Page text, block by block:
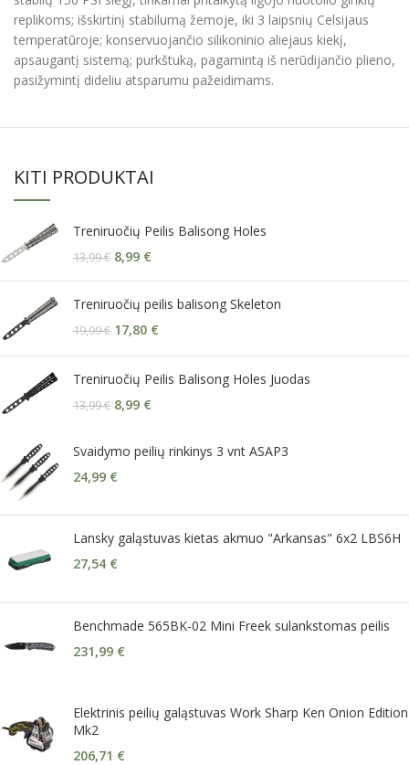
replikoms; išskirtinį stabilumą žemoje, iki 3 laipsnių Celsijaus
temperatūroje; konservuojančio silikoninio aliejaus kiekį,
apsaugantį sistemą; purkštuką, pagamintą iš nerūdijančio plieno,
pasižymintį dideliu atsparumu pažeidimams.
KITI PRODUKTAI
Treniruočių Peilis Balisong Holes
13,99€ 8,99 €
Treniruočių peilis balisong Skeleton
19,99€ 17,80 €
Treniruočių Peilis Balisong Holes Juodas
13,99€ 8,99 €
Svaidymo peilių rinkinys 3 vnt ASAP3
24,99 €
Lansky galąstuvas kietas akmuo "Arkansas" 6x2 LBS6H
27,54 €
Benchmade 565BK-02 Mini Freek sulankstomas peilis
231,99 €
Elektrinis peilių galąstuvas Work Sharp Ken Onion Edition
Mk2
206,71 €